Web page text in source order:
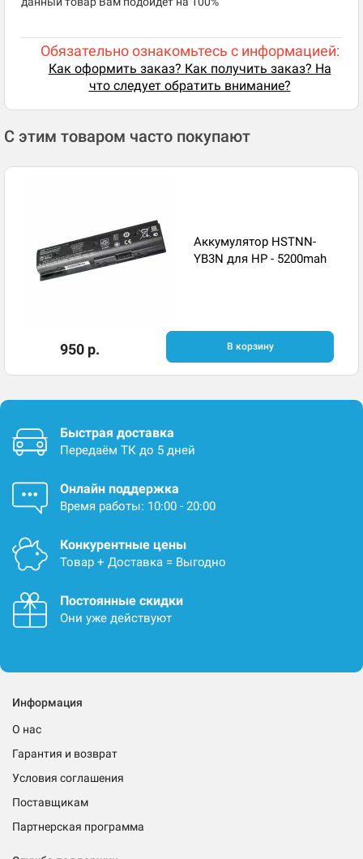
Обязательно ознакомьтесь с информацией:
Как оформить заказ? Как получить заказ? На
что следует обратить внимание?
С этим товаром часто покупают
Аккумулятор HSTNN-
YB3N для HP - 5200mah
950 р. В корзину
Быстрая доставка
Передаём ТК до 5 дней
Онлайн поддержка
Время работы: 10:00 - 20:00
Конкурентные цены
Товар + Доставка = Выгодно
Постоянные скидки
Они уже действуют
Информация
О нас
Гарантия и возврат
Условия соглашения
Поставщикам
Партнерская программа